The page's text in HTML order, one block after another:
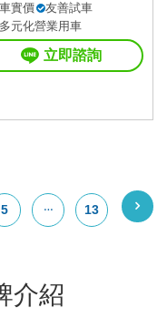
實價
友善試車
元化營業用車
立即諮詢
5 13
介紹